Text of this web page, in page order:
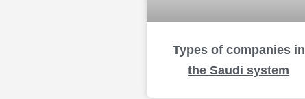
Types of companies in
the Saudi system